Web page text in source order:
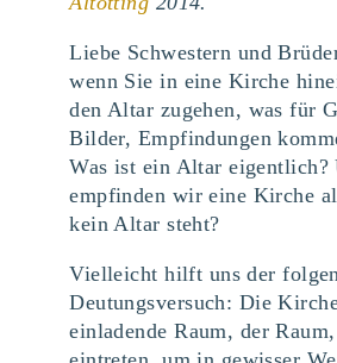
Liebe Schwestern und
wenn Sie in eine Kirche
den Altar zugehen, was für
Bilder, Empfindungen
Was ist ein Altar eigentlich?
empfinden wir eine Kirche
kein Altar steht?
Vielleicht hilft uns der
Deutungsversuch: Die
einladende Raum, der